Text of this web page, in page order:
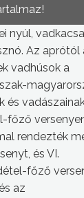
nyúl,
Az aprótól
vadhúsok a
és
főző
rendezték
és VI.
főző
az